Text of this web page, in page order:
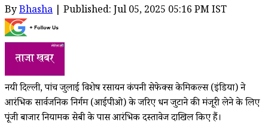
ByBhasha | Published: Jul 05, 2025 05:16 PM IST
नयी दिल्ली, पांच जुलाई विशेष रसायन कंपनी सेफेक्स केमिकल्स (इंडिया) ने
आरंभिक सार्वजनिक निर्गम (आईपीओ) के जरिए धन जुटाने की मंजूरी लेने के लिए
पूंजी बाजार नियामक सेबी के पास आरंभिक दस्तावेज दाखिल किए हैं।